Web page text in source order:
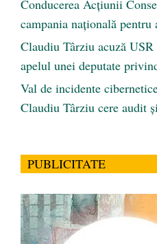
Conducerea Acțiunii
campania națională
Claudiu Târziu acuză
apelul unei deputate
Val de incidente
Claudiu Târziu cere audit
PUBLICITATE